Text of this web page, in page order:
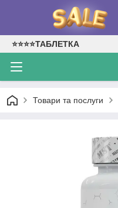
⭐⭐⭐⭐ТАБЛЕТКА
Товари та послуги